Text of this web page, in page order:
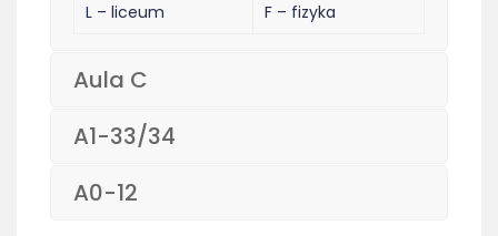
L – liceum
F – fizyka
Aula C
A1-33/34
A0-12